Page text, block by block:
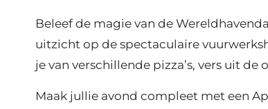
Beleef de magie van de
uitzicht op de spectaculaire
je van verschillende pizza’s, vers uit de
Maak jullie avond compleet met een